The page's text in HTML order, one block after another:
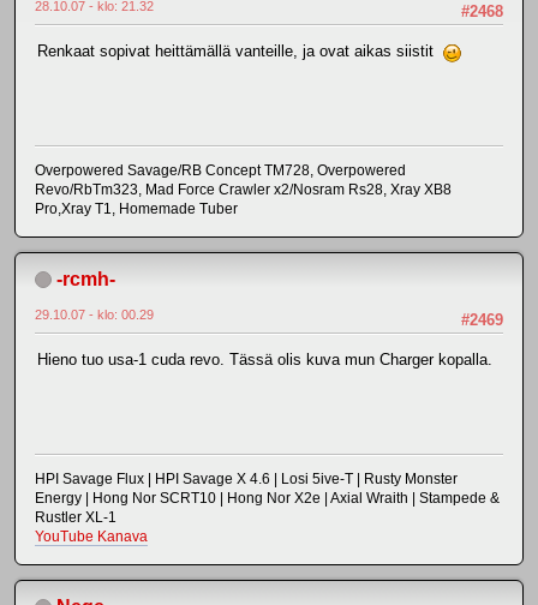
#2468
28.10.07 - klo: 21.32
Renkaat sopivat heittämällä vanteille, ja ovat aikas siistit
Overpowered Savage/RB Concept TM728, Overpowered
Revo/RbTm323, Mad Force Crawler x2/Nosram Rs28, Xray XB8
Pro,Xray T1, Homemade Tuber
-rcmh-
#2469
29.10.07 - klo: 00.29
Hieno tuo usa-1 cuda revo. Tässä olis kuva mun Charger kopalla.
HPI Savage Flux | HPI Savage X 4.6 | Losi 5ive-T | Rusty Monster
Energy | Hong Nor SCRT10 | Hong Nor X2e | Axial Wraith | Stampede &
Rustler XL-1
YouTube Kanava